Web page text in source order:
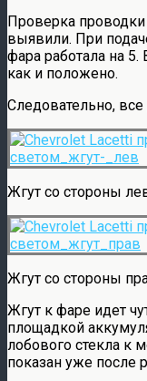
Проверка
выявили. При
фара работала на
как и положено.
Следовательно,
Жгут со стороны
Жгут со стороны
Жгут к фаре идет
площадкой
лобового стекла к
показан уже после